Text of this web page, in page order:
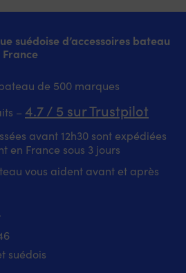
suédoise d’accessoires bateau
de 500 marques
– 4.7 / 5 sur Trustpilot
avant 12h30 sont expédiées
en France sous 3 jours
vous aident avant et après
suédois